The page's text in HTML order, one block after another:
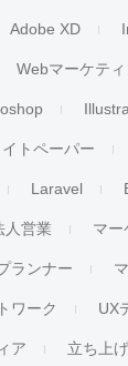
Adobe XD
Webマーケテ
トペーパー
Laravel
人営業 マー
ランナー
ワーク UX
ア 立ち上げ